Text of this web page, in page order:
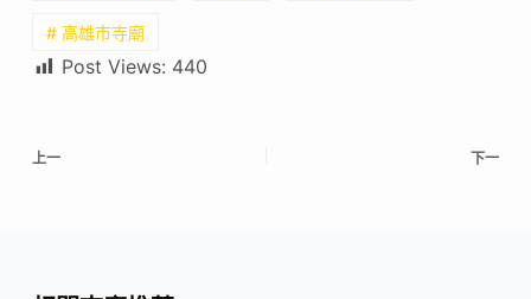
# 高雄市寺廟
Post Views: 440
上一 下一